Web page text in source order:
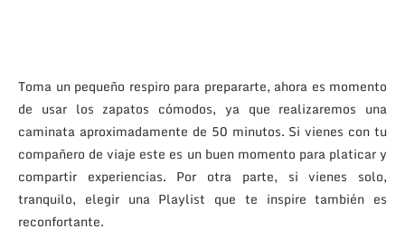
Toma un pequeño respiro para prepararte, ahora es momento
de usar los zapatos cómodos, ya que realizaremos una
caminata aproximadamente de 50 minutos. Si vienes con tu
compañero de viaje este es un buen momento para platicar y
compartir experiencias. Por otra parte, si vienes solo,
tranquilo, elegir una Playlist que te inspire también es
reconfortante.